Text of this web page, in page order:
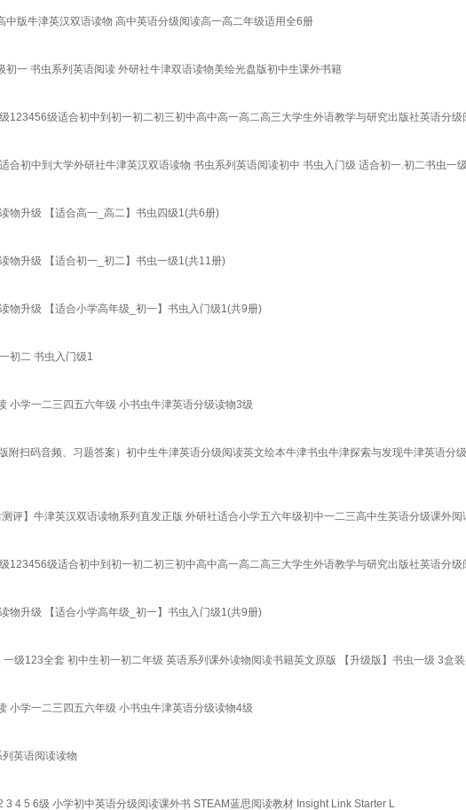
版牛津英汉双语读物 高中英语分级阅读高一高二年级适用全6册
初一 书虫系列英语阅读 外研社牛津双语读物美绘光盘版初中生课外书籍
123456级适合初中到初一初二初三初中高中高一高二高三大学生外语教学与研究出版社英语分
初中到大学外研社牛津英汉双语读物 书虫系列英语阅读初中 书虫入门级 适合初一.初二书虫一
物升级 【适合高一_高二】书虫四级1(共6册)
物升级 【适合初一_初二】书虫一级1(共11册)
物升级 【适合小学高年级_初一】书虫入门级1(共9册)
初二 书虫入门级1
小学一二三四五六年级 小书虫牛津英语分级读物3级
扫码音频、习题答案）初中生牛津英语分级阅读英文绘本牛津书虫牛津探索与发现牛津英语分
评】牛津英汉双语读物系列直发正版 外研社适合小学五六年级初中一二三高中生英语分级课外
123456级适合初中到初一初二初三初中高中高一高二高三大学生外语教学与研究出版社英语分
物升级 【适合小学高年级_初一】书虫入门级1(共9册)
级123全套 初中生初一初二年级 英语系列课外读物阅读书籍英文原版 【升级版】书虫一级 3盒
小学一二三四五六年级 小书虫牛津英语分级读物4级
英语阅读读物
4 5 6级 小学初中英语分级阅读课外书 STEAM蓝思阅读教材 Insight Link Starter L